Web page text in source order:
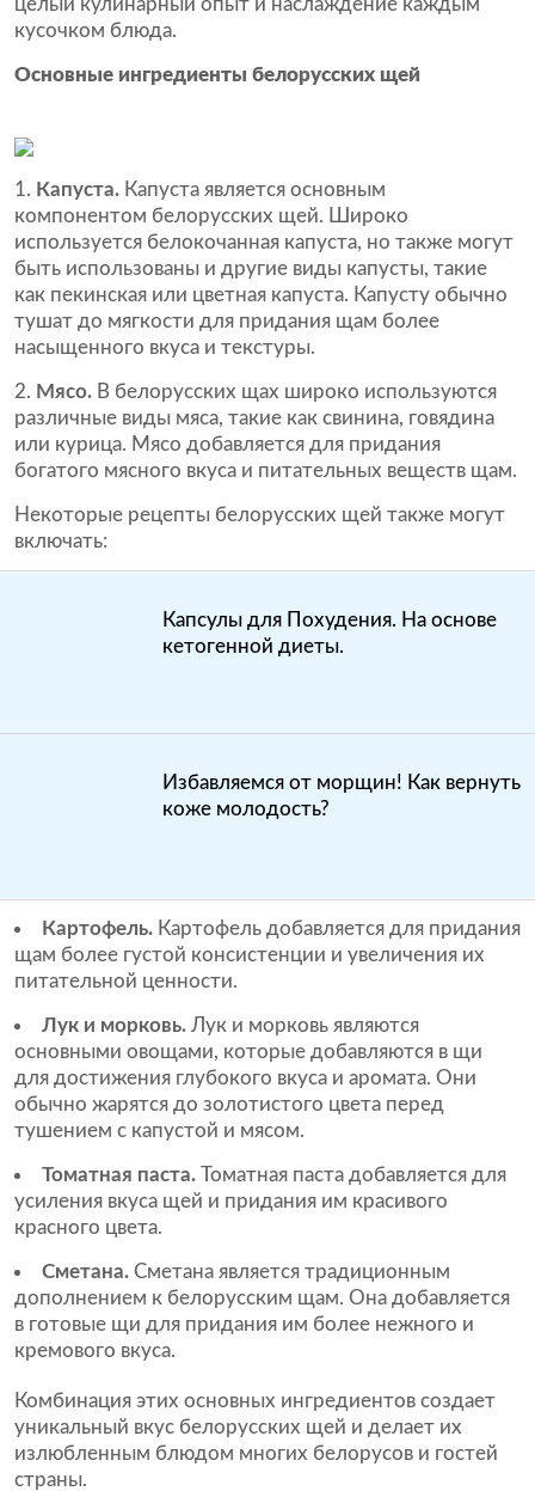
целый кулинарный опыт и наслаждение каждым
кусочком блюда.
Основные ингредиенты белорусских щей
Капуста. Капуста является основным
компонентом белорусских щей. Широко
используется белокочанная капуста, но также могут
быть использованы и другие виды капусты, такие
как пекинская или цветная капуста. Капусту обычно
тушат до мягкости для придания щам более
насыщенного вкуса и текстуры.
Мясо. В белорусских щах широко используются
различные виды мяса, такие как свинина, говядина
или курица. Мясо добавляется для придания
богатого мясного вкуса и питательных веществ щам.
Некоторые рецепты белорусских щей также могут
включать:
Капсулы для Похудения. На основе
кетогенной диеты.
Избавляемся от морщин! Как вернуть
коже молодость?
Картофель. Картофель добавляется для придания
щам более густой консистенции и увеличения их
питательной ценности.
Лук и морковь. Лук и морковь являются
основными овощами, которые добавляются в щи
для достижения глубокого вкуса и аромата. Они
обычно жарятся до золотистого цвета перед
тушением с капустой и мясом.
Томатная паста. Томатная паста добавляется для
усиления вкуса щей и придания им красивого
красного цвета.
Сметана. Сметана является традиционным
дополнением к белорусским щам. Она добавляется
в готовые щи для придания им более нежного и
кремового вкуса.
Комбинация этих основных ингредиентов создает
уникальный вкус белорусских щей и делает их
излюбленным блюдом многих белорусов и гостей
страны.